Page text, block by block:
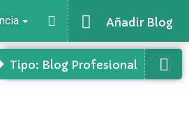
Añadir Blog
Tipo: Blog Profesional